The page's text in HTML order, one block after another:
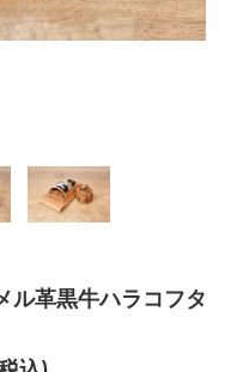
ル革黒牛ハラコフタ